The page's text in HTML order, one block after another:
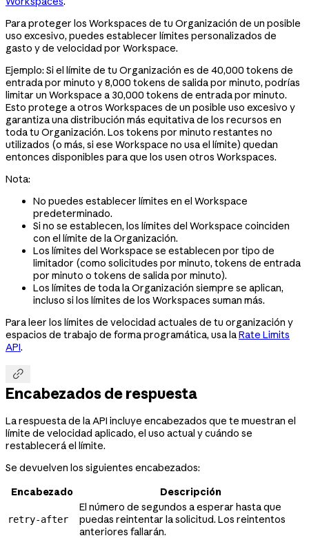
Para proteger los Workspaces de tu Organización de un posible
uso excesivo, puedes establecer límites personalizados de
gasto y de velocidad por Workspace.
Ejemplo: Si el límite de tu Organización es de 40,000 tokens de
entrada por minuto y 8,000 tokens de salida por minuto, podrías
limitar un Workspace a 30,000 tokens de entrada por minuto.
Esto protege a otros Workspaces de un posible uso excesivo y
garantiza una distribución más equitativa de los recursos en
toda tu Organización. Los tokens por minuto restantes no
utilizados (o más, si ese Workspace no usa el límite) quedan
entonces disponibles para que los usen otros Workspaces.
Nota:
No puedes establecer límites en el Workspace
predeterminado.
Si no se establecen, los límites del Workspace coinciden
con el límite de la Organización.
Los límites del Workspace se establecen por tipo de
limitador (como solicitudes por minuto, tokens de entrada
por minuto o tokens de salida por minuto).
Los límites de toda la Organización siempre se aplican,
incluso si los límites de los Workspaces suman más.
Para leer los límites de velocidad actuales de tu organización y
espacios de trabajo de forma programática, usa laRate Limits
API.

Encabezados de respuesta
La respuesta de la API incluye encabezados que te muestran el
límite de velocidad aplicado, el uso actual y cuándo se
restablecerá el límite.
Se devuelven los siguientes encabezados:
Encabezado
Descripción
retry-after
El número de segundos a esperar hasta que
puedas reintentar la solicitud. Los reintentos
anteriores fallarán.